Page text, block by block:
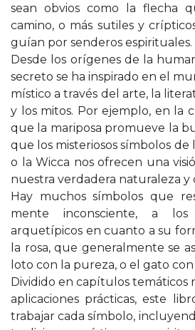
sean obvios como la flecha
camino, o más sutiles y
guían por senderos espirituales.
Desde los orígenes de la
secreto se ha inspirado en el
místico a través del arte, la
y los mitos. Por ejemplo, en la
que la mariposa promueve la
que los misteriosos símbolos de
o la Wicca nos ofrecen una
nuestra verdadera naturaleza y
Hay muchos símbolos que
mente inconsciente, a los
arquetípicos en cuanto a su
la rosa, que generalmente se
loto con la pureza, o el gato
Dividido en capítulos temáticos
aplicaciones prácticas, este
trabajar cada símbolo,